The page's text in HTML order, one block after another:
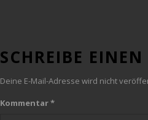
SCHREIBE
Deine E-Mail-Adresse wird nicht
Kommentar*